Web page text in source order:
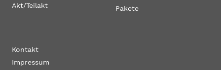
Akt/Teilakt
Pakete
Kontakt
Impressum